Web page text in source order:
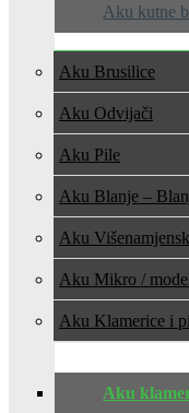
Aku kutne
Aku Brusilice
Aku Odvijači
Aku Pile
Aku Blanje –
Aku
Aku Mikro /
Aku Klamerice i
Aku